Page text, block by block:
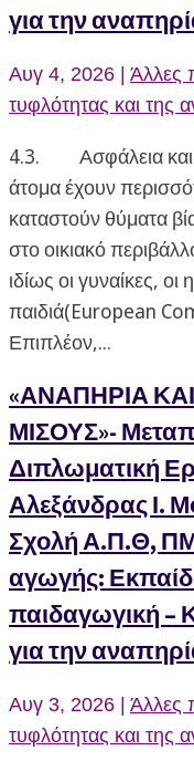
για την
Αυγ 4, 2026 | Άλλες
τυφλότητας και της
4.3. Ασφάλεια και
άτομα έχουν
καταστούν θύματα
στο οικιακό
ιδίως οι γυναίκες, οι
παιδιά(European
Επιπλέον,...
«ΑΝΑΠΗΡΙΑ
ΜΙΣΟΥΣ»-
Διπλωματική
Αλεξάνδρας Ι.
Σχολή Α.Π.Θ,
αγωγής:
παιδαγωγική –
για την
Αυγ 3, 2026
Άλλες
τυφλότητας και της